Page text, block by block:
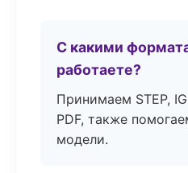
С какими
работаете?
Принимаем STEP,
PDF, также
модели.